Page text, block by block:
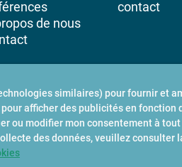
de nous
contact
similaires) pour fournir et
afficher des publicités en fonction
ou modifier mon consentement à
des données, veuillez consulter